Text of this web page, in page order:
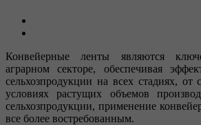
Конвейерные ленты являются
аграрном секторе, обеспечивая
сельхозпродукции на всех стадиях, от
условиях растущих объемов
сельхозпродукции, применение
все более востребованным.